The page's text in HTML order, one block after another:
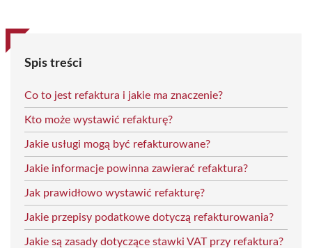
Spis treści
Co to jest refaktura i jakie ma znaczenie?
Kto może wystawić refakturę?
Jakie usługi mogą być refakturowane?
Jakie informacje powinna zawierać refaktura?
Jak prawidłowo wystawić refakturę?
Jakie przepisy podatkowe dotyczą refakturowania?
Jakie są zasady dotyczące stawki VAT przy refaktura?